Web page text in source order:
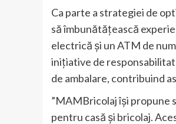
Ca parte a strategiei de
să îmbunătățească
electrică și un ATM de
inițiative de
de ambalare, contribuind
”MAMBricolaj își propune
pentru casă și bricolaj.